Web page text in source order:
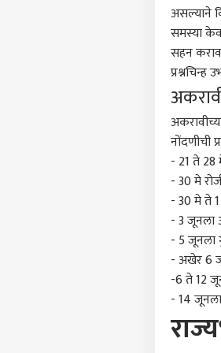
असल्याने
समस्या
सहन
प्रश्नचिन्ह
नोंदणीची
- 21 ते 28
- 30 मे
- 30 मे ते
- 3 जूनला
- 5 जूनला
- अखेर 6
-6 ते 12
- 14 जूनला
संपर्क
करिअर
फीडबॅक